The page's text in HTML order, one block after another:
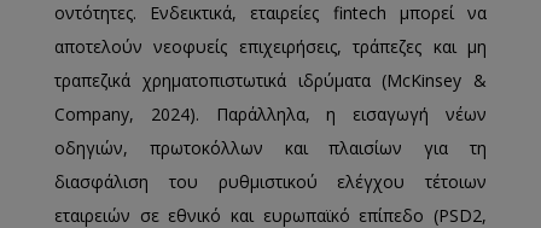
οντότητες. Ενδεικτικά, εταιρείες fintech μπορεί να
αποτελούν νεοφυείς επιχειρήσεις, τράπεζες και μη
τραπεζικά χρηματοπιστωτικά ιδρύματα (McKinsey &
Company, 2024). Παράλληλα, η εισαγωγή νέων
οδηγιών, πρωτοκόλλων και πλαισίων για τη
διασφάλιση του ρυθμιστικού ελέγχου τέτοιων
εταιρειών σε εθνικό και ευρωπαϊκό επίπεδο (PSD2,